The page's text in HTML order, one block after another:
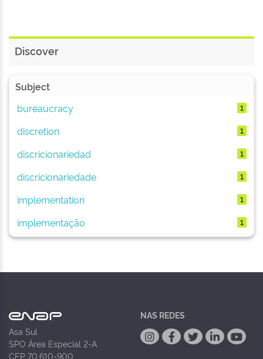
Discover
Subject
bureaucracy
1
discretion 1
discricionariedad 1
discricionariedade 1
implementation 1
implementação 1
Asa Sul
SPO Área Especial 2-A
CEP 70.610-900
NAS REDES